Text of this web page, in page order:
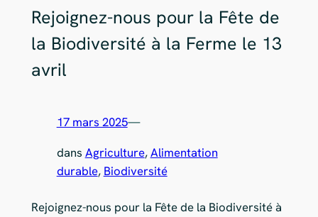
Rejoignez-nous pour la Fête de
la Biodiversité à la Ferme le 13
avril
17 mars 2025—
dans Agriculture, Alimentation
durable, Biodiversité
Rejoignez-nous pour la Fête de la Biodiversité à